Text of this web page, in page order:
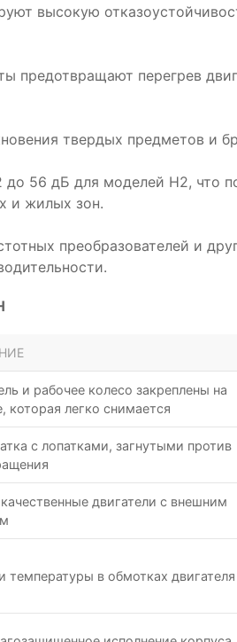
высокую
предотвращают перегрев
твердых предметов и
до 56 дБ для моделей Н2, что
и жилых зон.
преобразователей и
и рабочее колесо закреплены на
которая легко снимается
с лопатками, загнутыми против
двигатели с внешним
температуры в обмотках двигателя